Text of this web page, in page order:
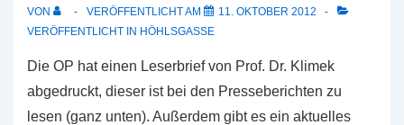
VON VERÖFFENTLICHT AM
11. OKTOBER 2012
VERÖFFENTLICHT IN HÖHLSGASSE
Die OP hat einen Leserbrief von Prof. Dr. Klimek
abgedruckt, dieser ist bei den Presseberichten zu
lesen (ganz unten). Außerdem gibt es ein aktuelles